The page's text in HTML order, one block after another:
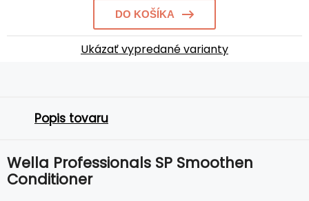
DO KOŠÍKA
Ukázať vypredané varianty
Popis tovaru
Wella Professionals SP Smoothen
Conditioner